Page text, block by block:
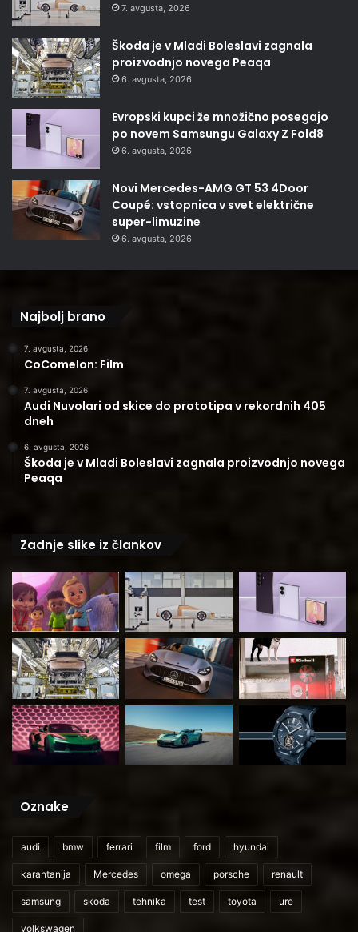
7. avgusta, 2026
Škoda je v Mladi Boleslavi zagnala
proizvodnjo novega Peaqa
6. avgusta, 2026
Evropski kupci že množično posegajo
po novem Samsungu Galaxy Z Fold8
6. avgusta, 2026
Novi Mercedes-AMG GT 53 4Door
Coupé: vstopnica v svet električne
super-limuzine
6. avgusta, 2026
Najbolj brano
7. avgusta, 2026
CoComelon: Film
7. avgusta, 2026
Audi Nuvolari od skice do prototipa v rekordnih 405
dneh
6. avgusta, 2026
Škoda je v Mladi Boleslavi zagnala proizvodnjo novega
Peaqa
Zadnje slike iz člankov
Oznake
audi bmw ferrari film ford hyundai
karantanija Mercedes omega porsche renault
samsung skoda tehnika test toyota ure
volkswagen